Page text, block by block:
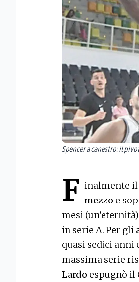
Spencer a canestro: il
F inalmente il
mezzo e
mesi
in serie A. Per gli
quasi sedici anni
massima serie
Lardo espugnò il